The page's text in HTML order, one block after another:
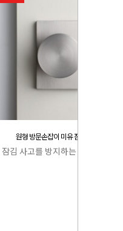
원형 방문손잡이 미유 잠김 사고 방지
잠김 사고를 방지하는 특허 캐치박스